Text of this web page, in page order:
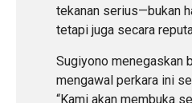
tekanan serius—bukan
tetapi juga secara
Sugiyono menegaskan
mengawal perkara ini
“Kami akan membuka